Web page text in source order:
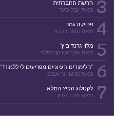
3
הרשת החברתית
מאת יובל סער
4
פרויקט גמר
מאת עופר כהנא
5
מלון גרנד ביץ'
מאת אברהם קורנפלד
6
"הלימודים העיוניים מפריעים לי ללמוד!"
מאת מושון זר אביב
7
לקטלוג הקיץ המלא
מאת מירב פרץ